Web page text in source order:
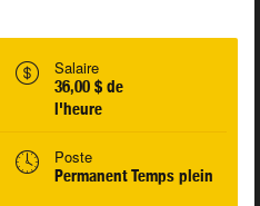
Salaire
36,00 $ de
l'heure
Poste
Permanent Temps plein